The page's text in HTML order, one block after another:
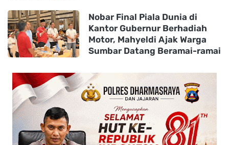
Nobar Final Piala Dunia di
Kantor Gubernur Berhadiah
Motor, Mahyeldi Ajak Warga
Sumbar Datang Beramai-ramai